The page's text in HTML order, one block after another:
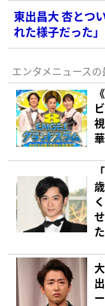
東出昌大 杏とつ
れた様子だった」
エンタメニュース